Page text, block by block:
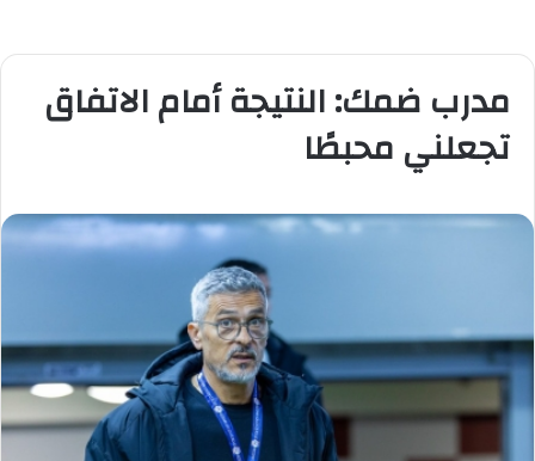
مدرب ضمك: النتيجة أمام الاتفاق
تجعلني محبطًا